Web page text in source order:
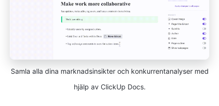
Samla alla dina marknadsinsikter och konkurrentanalyser med
hjälp av ClickUp Docs.